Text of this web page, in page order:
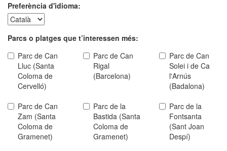
Preferència d'idioma:
Parcs o platges que t’interessen més:
Parc de Can
Lluc (Santa
Coloma de
Cervelló)
Parc de Can
Rigal
(Barcelona)
Parc de Can
Solei i de Ca
l'Arnús
(Badalona)
Parc de Can
Zam (Santa
Coloma de
Gramenet)
Parc de la
Bastida (Santa
Coloma de
Gramenet)
Parc de la
Fontsanta
(Sant Joan
Despí)